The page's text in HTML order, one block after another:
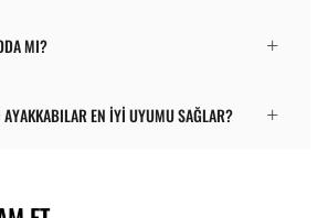
MI?
AYAKKABILAR EN IYI UYUMU SAĞLAR?